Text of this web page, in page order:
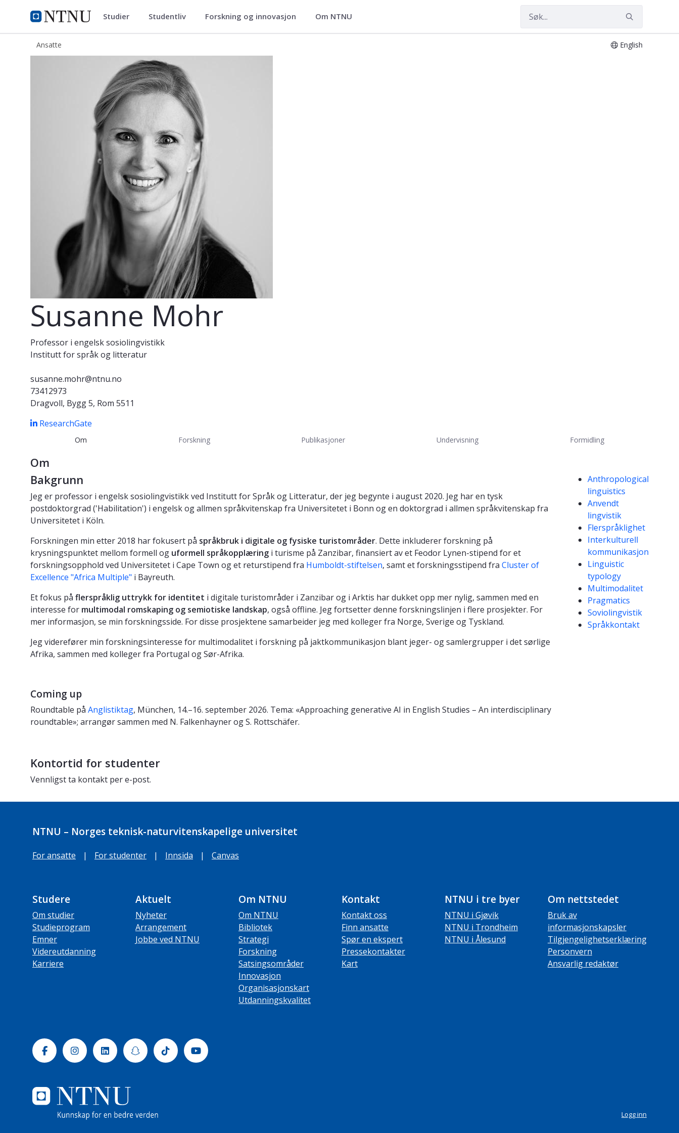
NTNU Hjemmeside
ntnu.no Studier Studentliv Forskning og innovasjon Om NTNU
Ansatte English
Susanne Mohr
Professor i engelsk sosiolingvistikk
Institutt for språk og litteratur
susanne.mohr@ntnu.no
73412973
Dragvoll, Bygg 5, Rom 5511
ResearchGate
Om Forskning Publikasjoner Undervisning Formidling
Om
Bakgrunn
Jeg er professor i engelsk sosiolingvistikk ved Institutt for Språk og Litteratur, der jeg begynte i august 2020. Jeg har en tysk
postdoktorgrad ('Habilitation') i engelsk og allmen språkvitenskap fra Universitetet i Bonn og en doktorgrad i allmen språkvitenskap fra
Universitetet i Köln.
Forskningen min etter 2018 har fokusert på språkbruk i digitale og fysiske turistområder. Dette inkluderer forskning på
krysningspunktet mellom formell og uformell språkopplæring i turisme på Zanzibar, finansiert av et Feodor Lynen-stipend for et
forskningsopphold ved Universitetet i Cape Town og et returstipend fra Humboldt-stiftelsen, samt et forskningsstipend fra Cluster of
Excellence "Africa Multiple" i Bayreuth.
Et fokus på flerspråklig uttrykk for identitet i digitale turistområder i Zanzibar og i Arktis har dukket opp mer nylig, sammen med en
interesse for multimodal romskaping og semiotiske landskap, også offline. Jeg fortsetter denne forskningslinjen i flere prosjekter. For
mer informasjon, se min forskningsside. For disse prosjektene samarbeider jeg med kolleger fra Norge, Sverige og Tyskland.
Jeg viderefører min forskningsinteresse for multimodalitet i forskning på jaktkommunikasjon blant jeger- og samlergrupper i det sørlige
Afrika, sammen med kolleger fra Portugal og Sør-Afrika.
Coming up
Roundtable på Anglistiktag, München, 14.–16. september 2026. Tema: «Approaching generative AI in English Studies – An interdisciplinary
roundtable»; arrangør sammen med N. Falkenhayner og S. Rottschäfer.
Kontortid for studenter
Vennligst ta kontakt per e-post.
Kompetanseord
Anthropological
linguistics
Anvendt
lingvistik
Flerspråklighet
Interkulturell
kommunikasjon
Linguistic
typology
Multimodalitet
Pragmatics
Soviolingvistik
Språkkontakt
NTNU – Norges teknisk-naturvitenskapelige universitet
For ansatte | For studenter | Innsida | Canvas
Studere
Om studier
Studieprogram
Emner
Videreutdanning
Karriere
Aktuelt
Nyheter
Arrangement
Jobbe ved NTNU
Om NTNU
Om NTNU
Bibliotek
Strategi
Forskning
Satsingsområder
Innovasjon
Organisasjonskart
Utdanningskvalitet
Kontakt
Kontakt oss
Finn ansatte
Spør en ekspert
Pressekontakter
Kart
NTNU i tre byer
NTNU i Gjøvik
NTNU i Trondheim
NTNU i Ålesund
Om nettstedet
Bruk av
informasjonskapsler
Tilgjengelighetserklæring
Personvern
Ansvarlig redaktør
FacebookInstagramLinkedinSnapchatTiktok Youtube
Logg inn